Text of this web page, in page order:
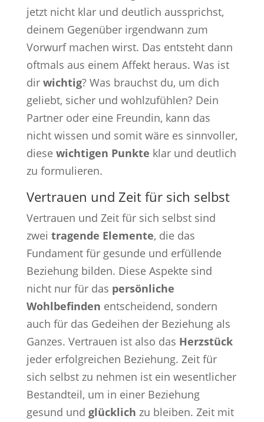
jetzt nicht klar und deutlich aussprichst,
deinem Gegenüber irgendwann zum
Vorwurf machen wirst. Das entsteht dann
oftmals aus einem Affekt heraus. Was ist
dir wichtig? Was brauchst du, um dich
geliebt, sicher und wohlzufühlen? Dein
Partner oder eine Freundin, kann das
nicht wissen und somit wäre es sinnvoller,
diese wichtigen Punkte klar und deutlich
zu formulieren.
Vertrauen und Zeit für sich selbst
Vertrauen und Zeit für sich selbst sind
zwei tragende Elemente, die das
Fundament für gesunde und erfüllende
Beziehung bilden. Diese Aspekte sind
nicht nur für das persönliche
Wohlbefinden entscheidend, sondern
auch für das Gedeihen der Beziehung als
Ganzes. Vertrauen ist also das Herzstück
jeder erfolgreichen Beziehung. Zeit für
sich selbst zu nehmen ist ein wesentlicher
Bestandteil, um in einer Beziehung
gesund und glücklich zu bleiben. Zeit mit